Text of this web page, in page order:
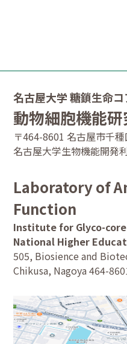
名古屋大学 糖鎖生命
動物細胞機能
〒464-8601 名古屋市千
名古屋大学生物機能開発
Laboratory of
Function
Institute for Glyco-core
National Higher
505, Biosience and
Chikusa, Nagoya 464-